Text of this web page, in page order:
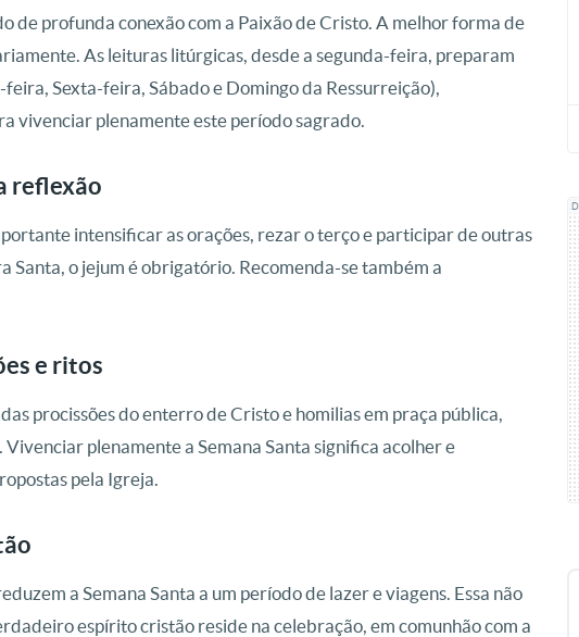
de profunda conexão com a Paixão de Cristo. A melhor forma de
As leituras litúrgicas, desde a segunda-feira, preparam
Sexta-feira, Sábado e Domingo da Ressurreição),
vivenciar plenamente este período sagrado.
reflexão
intensificar as orações, rezar o terço e participar de outras
Santa, o jejum é obrigatório. Recomenda-se também a
e ritos
procissões do enterro de Cristo e homilias em praça pública,
plenamente a Semana Santa significa acolher e
pela Igreja.
a Semana Santa a um período de lazer e viagens. Essa não
espírito cristão reside na celebração, em comunhão com a